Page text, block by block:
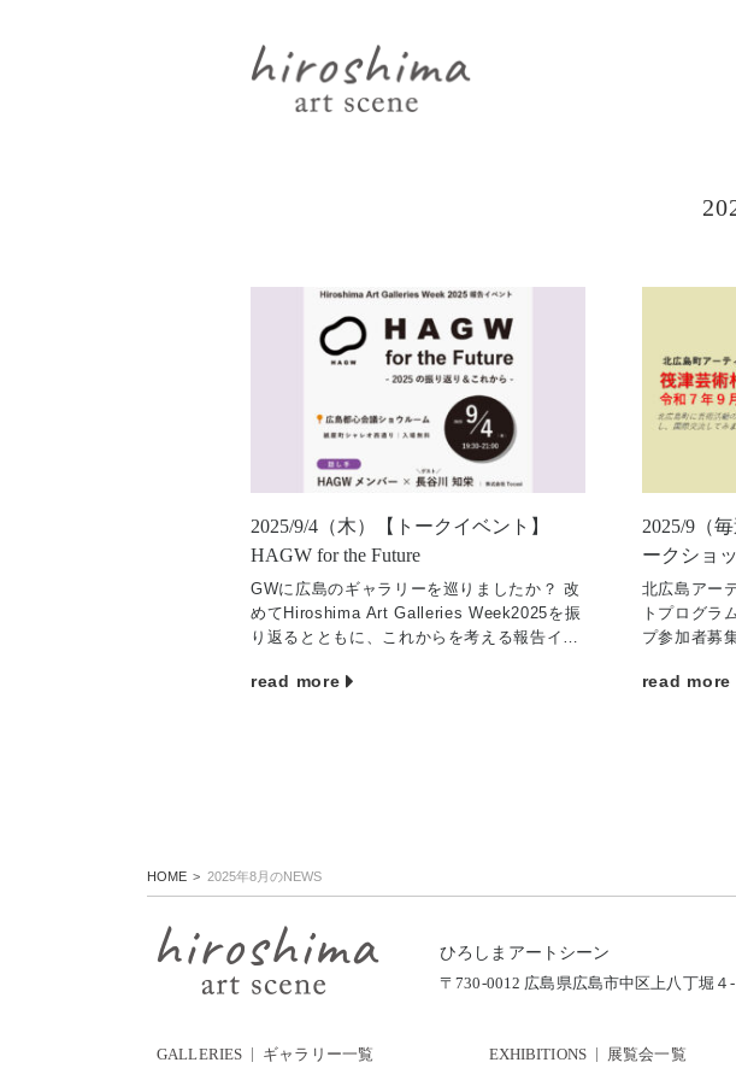
2025/9/4（木）【トークイベント】
HAGW for the Future
GWに広島のギャラリーを巡りましたか？ 改
めてHiroshima Art Galleries Week2025を振
り返るとともに、これからを考える報告イベ
の長谷川知栄さんをお […]
read more
2025/9（
ークショ
北広島アー
トプログラ
プ参加者募
ら 問い合わ
read more
HOME 2025年8月のNEWS
ひろしまアートシーン
〒730-0012 広島県広島市中区上八丁堀
GALLERIES ギャラリー一覧 EXHIBITIONS 展覧会一覧